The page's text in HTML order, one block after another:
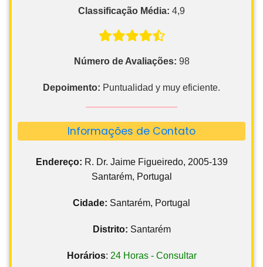
Classificação Média: 4,9
Número de Avaliações: 98
Depoimento: Puntualidad y muy eficiente.
Informações de Contato
Endereço: R. Dr. Jaime Figueiredo, 2005-139
Santarém, Portugal
Cidade: Santarém, Portugal
Distrito: Santarém
Horários: 24 Horas - Consultar